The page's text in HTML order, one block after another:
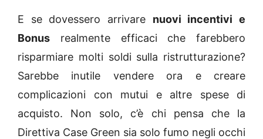
E se dovessero arrivare nuovi incentivi e
Bonus realmente efficaci che farebbero
risparmiare molti soldi sulla ristrutturazione?
Sarebbe inutile vendere ora e creare
complicazioni con mutui e altre spese di
acquisto. Non solo, c’è chi pensa che la
Direttiva Case Green sia solo fumo negli occhi